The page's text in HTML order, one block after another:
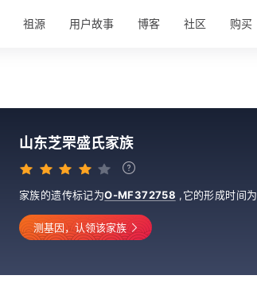
祖源 用户故事 博客 社区 购买
山东芝罘盛氏家族
家族的遗传标记为O-MF372758 ,它的形成时间为
测基因，认领该家族